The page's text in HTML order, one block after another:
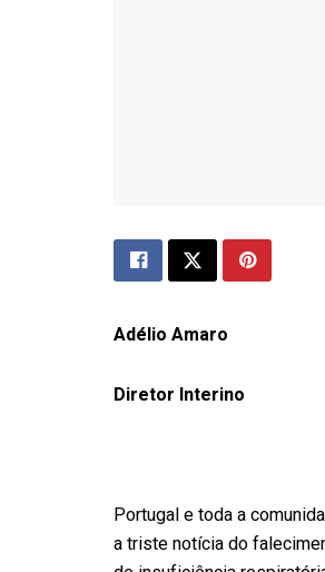
Adélio Amaro
Diretor Interino
Portugal e toda a
a triste notícia do